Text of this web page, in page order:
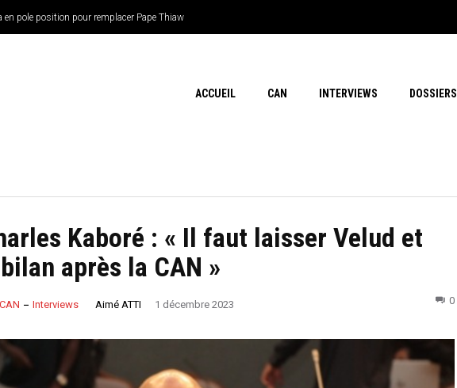
pole position pour remplacer Pape Thiaw
Nigeria en favori, le Burkina Faso en outsider…Les chances de l’Afrique
ACCUEIL CAN INTERVIEWS DOSSIERS
Kaboré : « Il faut laisser Velud et
après la CAN »
CAN Interviews Aimé ATTI 1 décembre 2023 0